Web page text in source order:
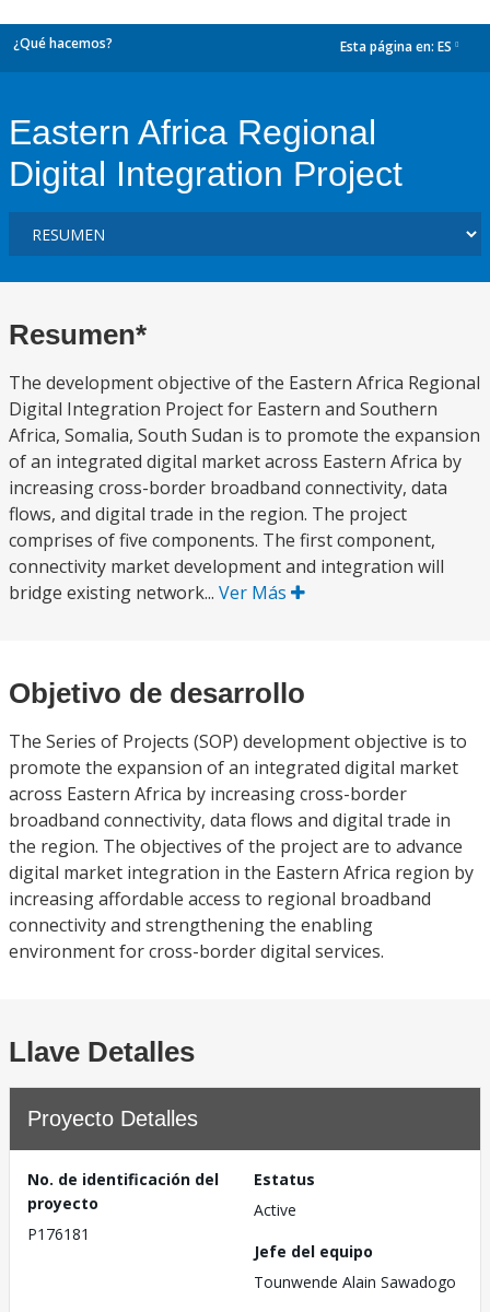
¿Qué hacemos? Esta página en: ES
Eastern Africa Regional
Digital Integration Project
Resumen*
The development objective of the Eastern Africa Regional
Digital Integration Project for Eastern and Southern
Africa, Somalia, South Sudan is to promote the expansion
of an integrated digital market across Eastern Africa by
increasing cross-border broadband connectivity, data
flows, and digital trade in the region. The project
comprises of five components. The first component,
connectivity market development and integration will
bridge existing network... Ver Más
Objetivo de desarrollo
The Series of Projects (SOP) development objective is to
promote the expansion of an integrated digital market
across Eastern Africa by increasing cross-border
broadband connectivity, data flows and digital trade in
the region. The objectives of the project are to advance
digital market integration in the Eastern Africa region by
increasing affordable access to regional broadband
connectivity and strengthening the enabling
environment for cross-border digital services.
Llave Detalles
Proyecto Detalles
No. de identificación del
proyecto
P176181
Estatus
Active
Jefe del equipo
Tounwende Alain Sawadogo